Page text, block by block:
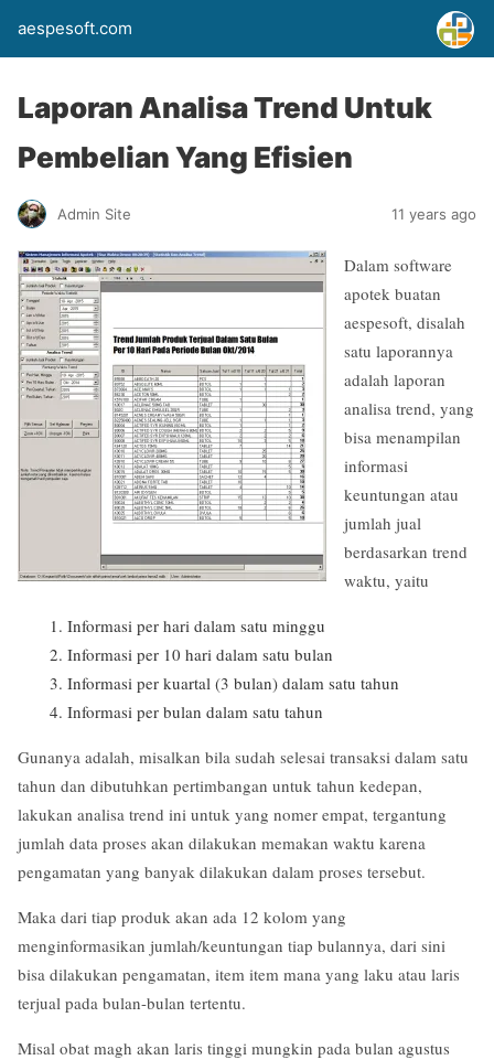
aespesoft.com
Laporan Analisa Trend Untuk
Pembelian Yang Efisien
Admin Site 11 years ago
Dalam software
apotek buatan
aespesoft, disalah
satu laporannya
adalah laporan
analisa trend, yang
bisa menampilan
informasi
keuntungan atau
jumlah jual
berdasarkan trend
waktu, yaitu
Informasi per hari dalam satu minggu
Informasi per 10 hari dalam satu bulan
Informasi per kuartal (3 bulan) dalam satu tahun
Informasi per bulan dalam satu tahun
Gunanya adalah, misalkan bila sudah selesai transaksi dalam satu
tahun dan dibutuhkan pertimbangan untuk tahun kedepan,
lakukan analisa trend ini untuk yang nomer empat, tergantung
jumlah data proses akan dilakukan memakan waktu karena
pengamatan yang banyak dilakukan dalam proses tersebut.
Maka dari tiap produk akan ada 12 kolom yang
menginformasikan jumlah/keuntungan tiap bulannya, dari sini
bisa dilakukan pengamatan, item item mana yang laku atau laris
terjual pada bulan-bulan tertentu.
Misal obat magh akan laris tinggi mungkin pada bulan agustus